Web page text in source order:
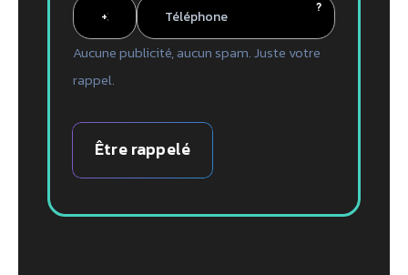
?
Aucune publicité, aucun spam. Juste votre
rappel.
Être rappelé